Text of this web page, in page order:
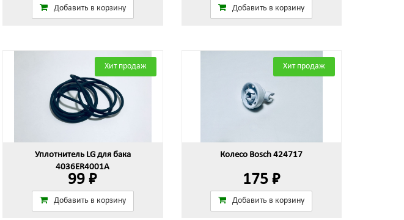
Добавить в корзину Добавить в корзину
Хит продаж
Уплотнитель LG для бака
4036ER4001A
99 ₽
Добавить в корзину
Хит продаж
Колесо Bosch 424717
175 ₽
Добавить в корзину